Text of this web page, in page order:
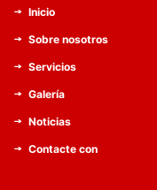
Inicio
Sobre nosotros
Servicios
Galería
Noticias
Contacte con